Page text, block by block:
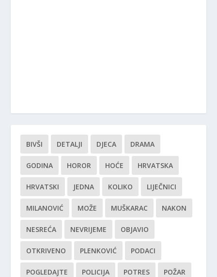
BIVŠI DETALJI DJECA DRAMA
GODINA HOROR HOĆE HRVATSKA
HRVATSKI JEDNA KOLIKO LIJEČNICI
MILANOVIĆ MOŽE MUŠKARAC NAKON
NESREĆA NEVRIJEME OBJAVIO
OTKRIVENO PLENKOVIĆ PODACI
POGLEDAJTE POLICIJA POTRES POŽAR